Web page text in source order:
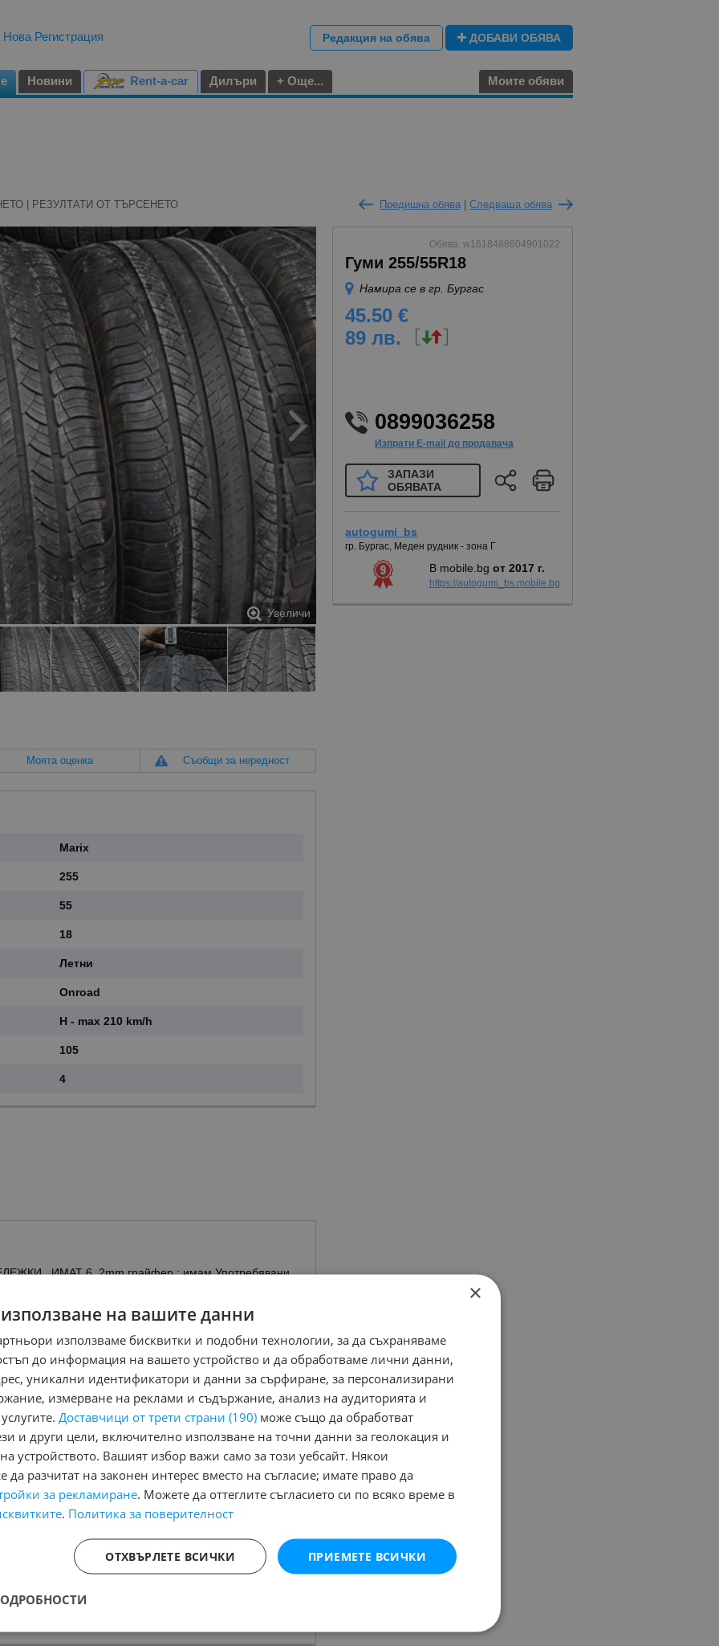
Нова Регистрация Редакция на обява ДОБАВИ ОБЯВА
Новини Rent-a-car Дилъри + Още... Моите обяви
| РЕЗУЛТАТИ ОТ ТЪРСЕНЕТО Предишна обява Следваща обява
Увеличи
Моята оценка Съобщи за нередност
Marix
255
55
18
Летни
onroad
H - max 210 km/h
105
4
. ИМАТ 6. 2mm грайфер ; имам Употребявани
, джипови всякакви размери;
61, Бургас
обяви вautogumi_bs.mobile.bg
Гуми 255/55R18
Обява: w1618488604901022
Намира се в гр. Бургас
45.50 €
89 лв.
0899036258
Изпрати E-mail до продавача
ЗАПАЗИ
ОБЯВАТА
autogumi_bs
гр. Бургас, Меден рудник - зона Г
В mobile.bg от 2017 г.
https://autogumi_bs.mobile.bg
×
на вашите данни
използваме бисквитки и подобни технологии, за да съхраняваме
до информация на вашето устройство и да обработваме лични данни,
уникални идентификатори и данни за сърфиране, за персонализирани
измерване на реклами и съдържание, анализ на аудиторията и
Доставчици от трети страни (190) може също да обработват
и други цели, включително използване на точни данни за геолокация и
устройството. Вашият избор важи само за този уебсайт. Някои
да разчитат на законен интерес вместо на съгласие; имате право да
за рекламиране. Можете да оттеглите съгласието си по всяко време в
. Политика за поверителност
ПРИЕМЕТЕ ВСИЧКИ
ОТХВЪРЛЕТЕ ВСИЧКИ